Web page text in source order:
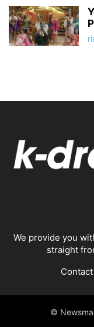
We provide you
straight
©